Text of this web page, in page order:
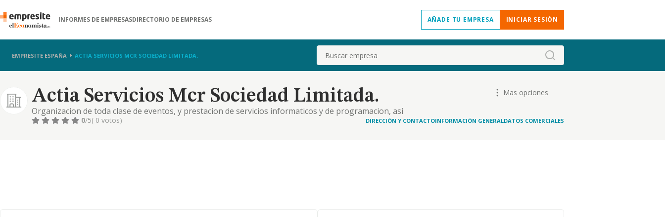
INFORMES DE EMPRESASDIRECTORIO DE EMPRESAS AÑADE TU EMPRESA INICIAR SESIÓN
EMPRESITE ESPAÑA ACTIA SERVICIOS MCR SOCIEDAD LIMITADA. Buscar
Actia Servicios Mcr Sociedad Limitada.
Organizacion de toda clase de eventos, y prestacion de servicios informaticos y de programacion, asi
como la compraventa de productos relacionados con la informatica, la intermediacion en la venta de
Mas opciones
0/5( 0 votos) DIRECCIÓN Y CONTACTOINFORMACIÓN GENERALDATOS COMERCIALES